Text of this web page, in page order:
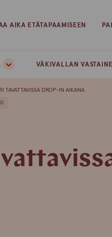
AIKA ETÄTAPAAMISEEN
VÄKIVALLAN
TAVATTAVISSA DROP-IN AIKANA